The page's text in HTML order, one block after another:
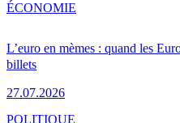
L’euro en mèmes : quand les
billets
27.07.2026
ÉCONOMIE
POLITIQUE